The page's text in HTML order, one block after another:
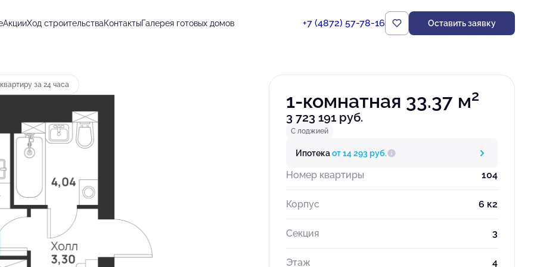
АкцииХод строительстваКонтактыГалерея готовых домов +7 (4872) 57-78-16 Оставить заявку
14 293 руб. Забронировать
за 24 часа
1-комнатная 33.37 м2
3 723 191 руб.
С лоджией
Ипотекаот 14 293 руб.
Номер квартиры 104
Корпус 6 к2
Секция 3
Этаж 4